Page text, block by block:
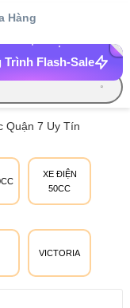
Hàng
Flash-Sale
XE ĐIỆN
50CC
VICTORIA
Quận 7 Uy Tín